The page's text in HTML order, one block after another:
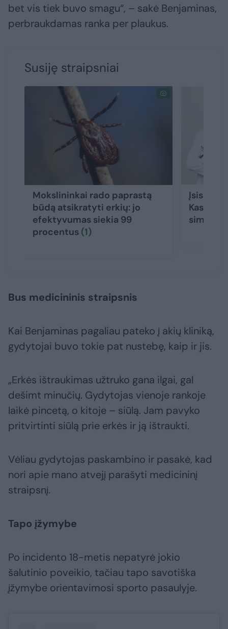
bet vis tiek buvo smagu“, – sakė Benjaminas,
perbraukdamas ranka per plaukus.
Susiję straipsniai
Mokslininkai rado paprastą
būdą atsikratyti erkių: jo
efektyvumas siekia 99
procentus (1)
Įsisiurbė
Bus medicininis straipsnis
Kai Benjaminas pagaliau pateko į akių kliniką,
gydytojai buvo tokie pat nustebę, kaip ir jis.
„Erkės ištraukimas užtruko gana ilgai, gal
dešimt minučių. Gydytojas vienoje rankoje
laikė pincetą, o kitoje – siūlą. Jam pavyko
pritvirtinti siūlą prie erkės ir ją ištraukti.
Vėliau gydytojas paskambino ir pasakė, kad
nori apie mano atvejį parašyti medicininį
straipsnį.
Tapo įžymybe
Po incidento 18-metis nepatyrė jokio
šalutinio poveikio, tačiau tapo savotiška
įžymybe orientavimosi sporto pasaulyje.